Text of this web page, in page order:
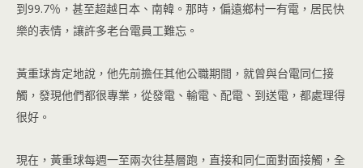
到99.7％，甚至超越日本、南韓。那時，偏遠鄉村一有電，居民快
樂的表情，讓許多老台電員工難忘。
黃重球肯定地說，他先前擔任其他公職期間，就曾與台電同仁接
觸，發現他們都很專業，從發電、輸電、配電、到送電，都處理得
很好。
現在，黃重球每週一至兩次往基層跑，直接和同仁面對面接觸，全